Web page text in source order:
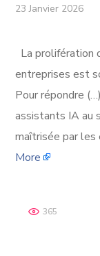
23 Janvier 2026
La prolifération
entreprises est
Pour répondre
assistants IA au
maîtrisée par les
More
365